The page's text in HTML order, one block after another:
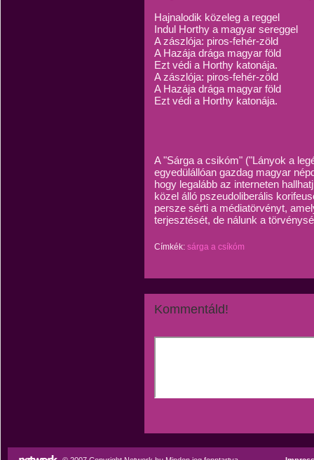
Hajnalodik közeleg a reggel
Indul Horthy a magyar sereggel
A zászlója: piros-fehér-zöld
A Hazája drága magyar föld
Ezt védi a Horthy katonája.
A zászlója: piros-fehér-zöld
A Hazája drága magyar föld
Ezt védi a Horthy katonája.
A "Sárga a csikóm" ("Lányok a
egyedülállóan gazdag magyar
hogy legalább az interneten
közel álló pszeudoliberális
persze sérti a médiatörvényt,
terjesztését, de nálunk a
Címkék: sárga a csíkóm
Kommentáld!